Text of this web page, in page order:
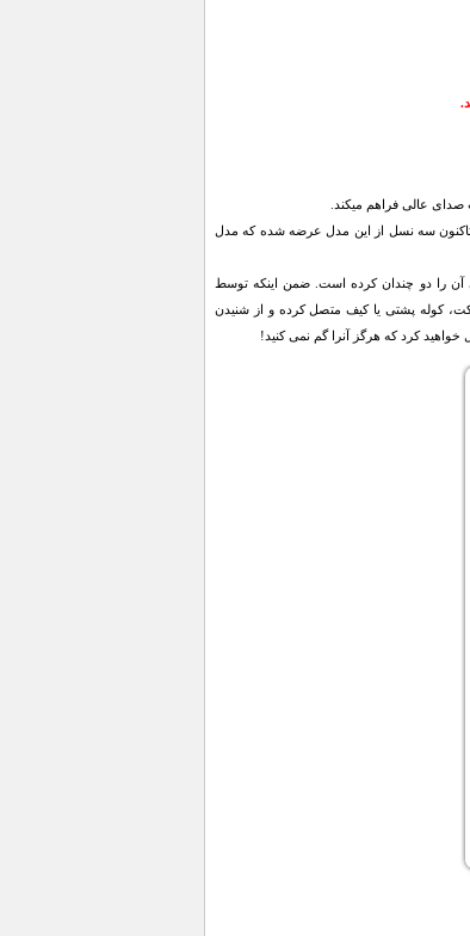
کننده ای که بعنوان کوچکترین مدل از محصولات اپل در زمینه پخش موسیقی نیز لقب گرفته است. از سال 2005 تاکنون سه نسل از این مدل عرضه شده که مدل
بی نظیری است که با بدنه آلومینیومی در 5 رنگ مختلف زیبایی آن را دو چندان کرده است. ضمن اینکه توسط
کوله پشتی یا کیف متصل کرده و از شنیدن
کرد که هرگز آنرا گم نمی کنید!